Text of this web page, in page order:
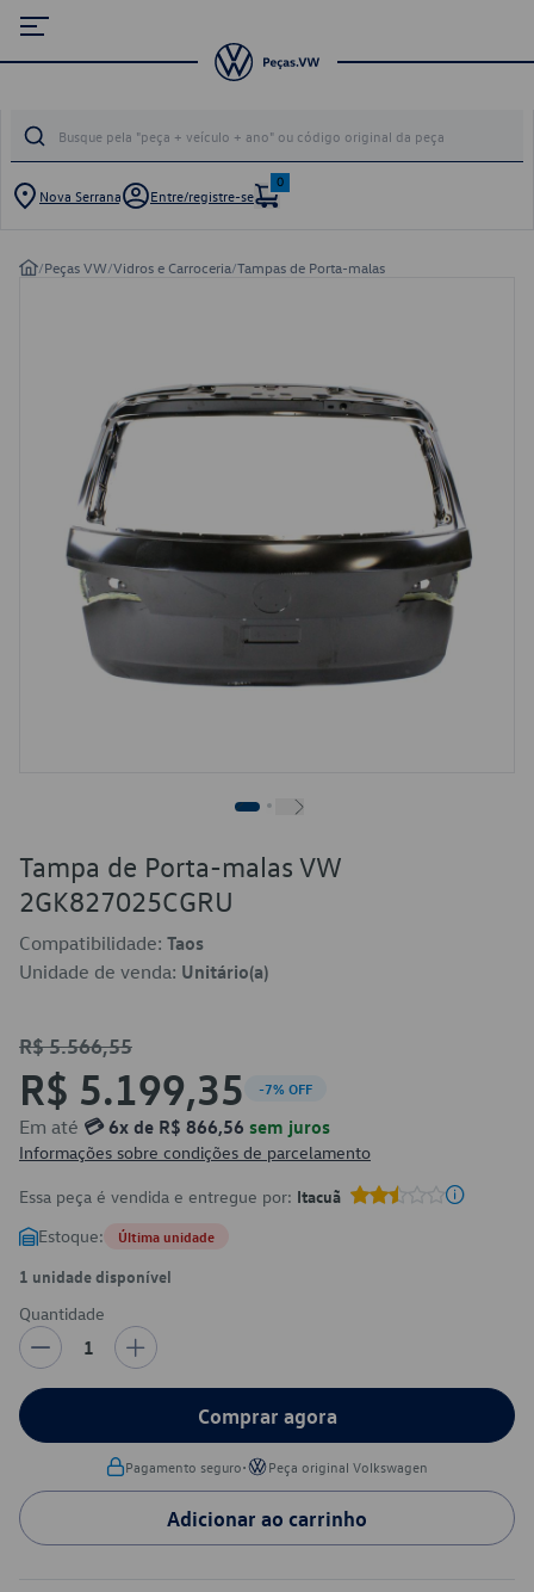
Nova Serrana Entre/registre-se
0
/Peças VW/Vidros e Carroceria/Tampas de Porta-malas
Tampa de Porta-malas VW
2GK827025CGRU
Compatibilidade: Taos
Unidade de venda: Unitário(a)
R$ 5.566,55
R$ 5.199,35 -7% OFF
Em até 💳 6x de R$ 866,56 sem juros
Informações sobre condições de parcelamento
Essa peça é vendida e entregue por: Itacuã
Estoque: Última unidade
1 unidade disponível
Quantidade
1
Comprar agora
Pagamento seguro• Peça original Volkswagen
Adicionar ao carrinho